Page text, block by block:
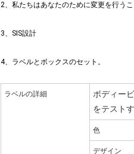
2、私たちはあなたのために変更を行うこ
3、SIS設計
4、ラベルとボックスのセット。
ラベルの詳細
ボディー
をテスト
色
デザイン